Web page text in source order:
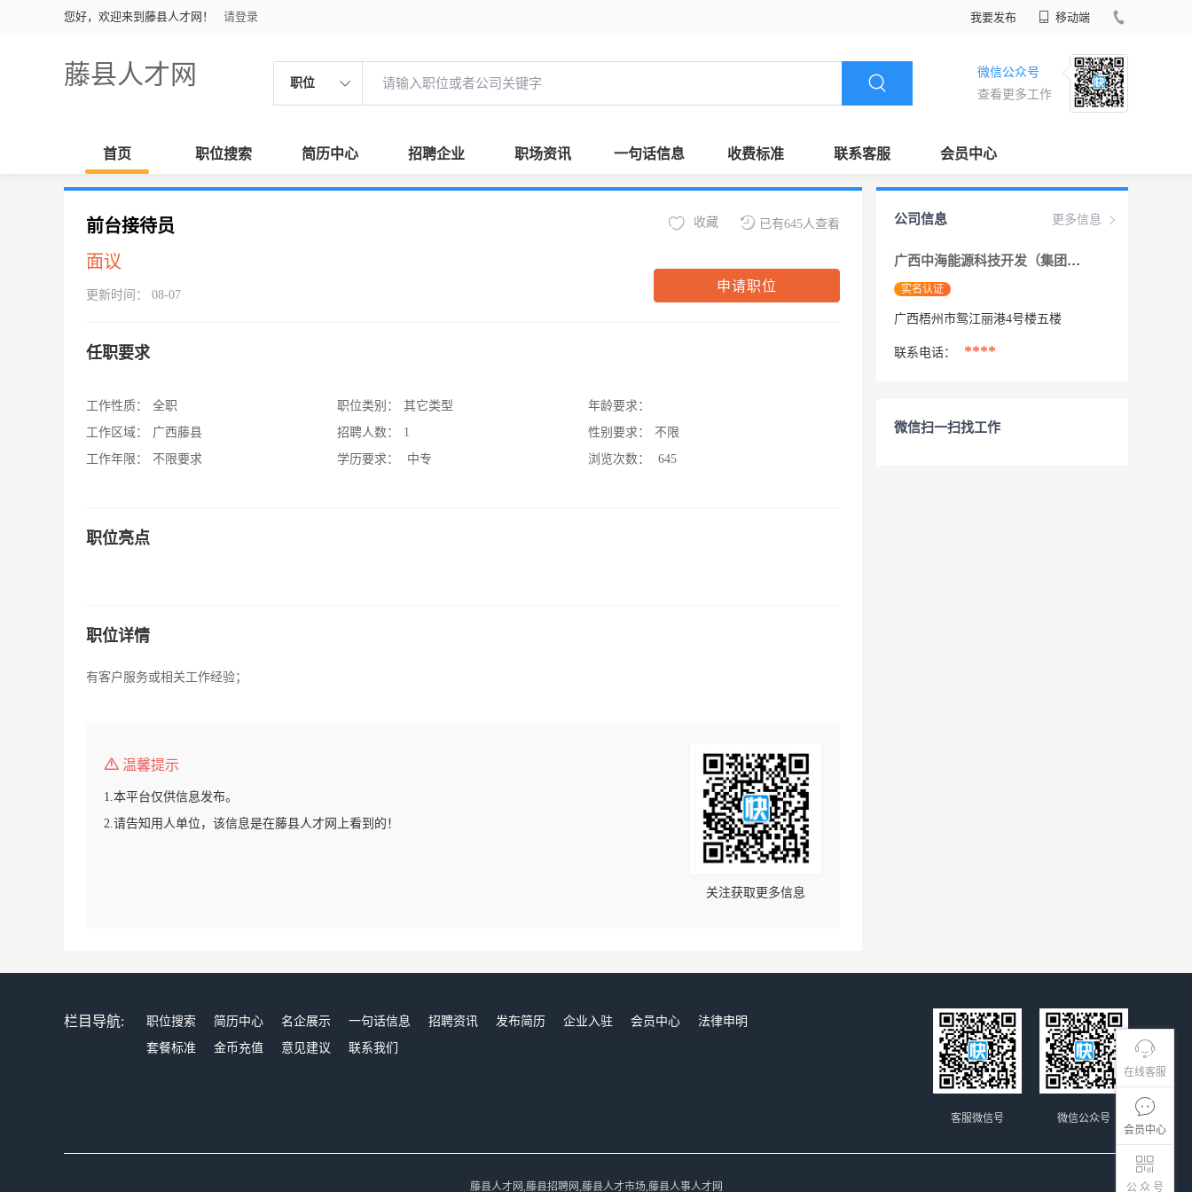
您好，欢迎来到藤县人才网！ 请登录 我要发布 移动端
藤县人才网 职位
微信公众号
查看更多工作
首页 职位搜索 简历中心 招聘企业 职场资讯 一句话信息 收费标准 联系客服 会员中心
在线客服
会员中心
公 众 号
前台接待员
面议
更新时间： 08-07
已有645人查看
收藏
申请职位
任职要求
工作性质：
全职
工作区域：
广西藤县
工作年限：
不限要求
职位类别：
其它类型
招聘人数：
1
学历要求：
中专
年龄要求：
性别要求：
不限
浏览次数：
645
职位亮点
职位详情
有客户服务或相关工作经验；
温馨提示
1.本平台仅供信息发布。
2.请告知用人单位，该信息是在藤县人才网上看到的！
关注获取更多信息
更多信息
公司信息
广西中海能源科技开发（集团）
实名认证
广西梧州市鸳江丽港4号楼五楼
联系电话： ****
微信扫一扫找工作
栏目导航: 职位搜索 简历中心 名企展示 一句话信息 招聘资讯 发布简历 企业入驻 会员中心
法律申明
套餐标准
金币充值 意见建议 联系我们
微信公众号
客服微信号
藤县人才网,藤县招聘网,藤县人才市场,藤县人事人才网